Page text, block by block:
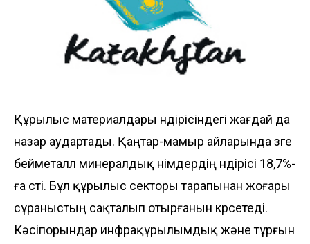
Құрылыс материалдары өндірісіндегі жағдай да
назар аудартады. Қаңтар-мамыр айларында өзге
бейметалл минералдық өнімдердің өндірісі 18,7%-
ға өсті. Бұл құрылыс секторы тарапынан жоғары
сұраныстың сақталып отырғанын көрсетеді.
Кәсіпорындар инфрақұрылымдық және тұрғын